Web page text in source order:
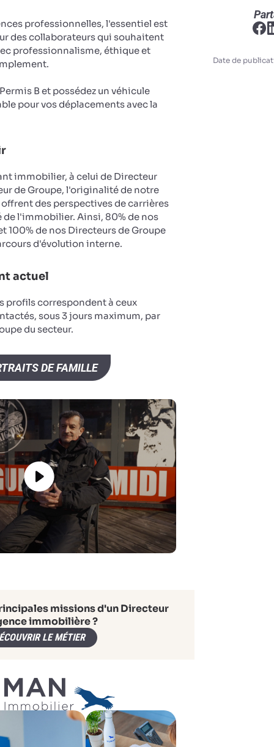
professionnelles, l'essentiel est
des collaborateurs qui souhaitent
professionnalisme, éthique et
B et possédez un véhicule
pour vos déplacements avec la
immobilier, à celui de Directeur
de Groupe, l'originalité de notre
des perspectives de carrières
de l'immobilier. Ainsi, 80% de nos
100% de nos Directeurs de Groupe
d'évolution interne.
actuel
profils correspondent à ceux
sous 3 jours maximum, par
du secteur.
DE FAMILLE
missions d'un Directeur
immobilière ?
LE MÉTIER
Date de